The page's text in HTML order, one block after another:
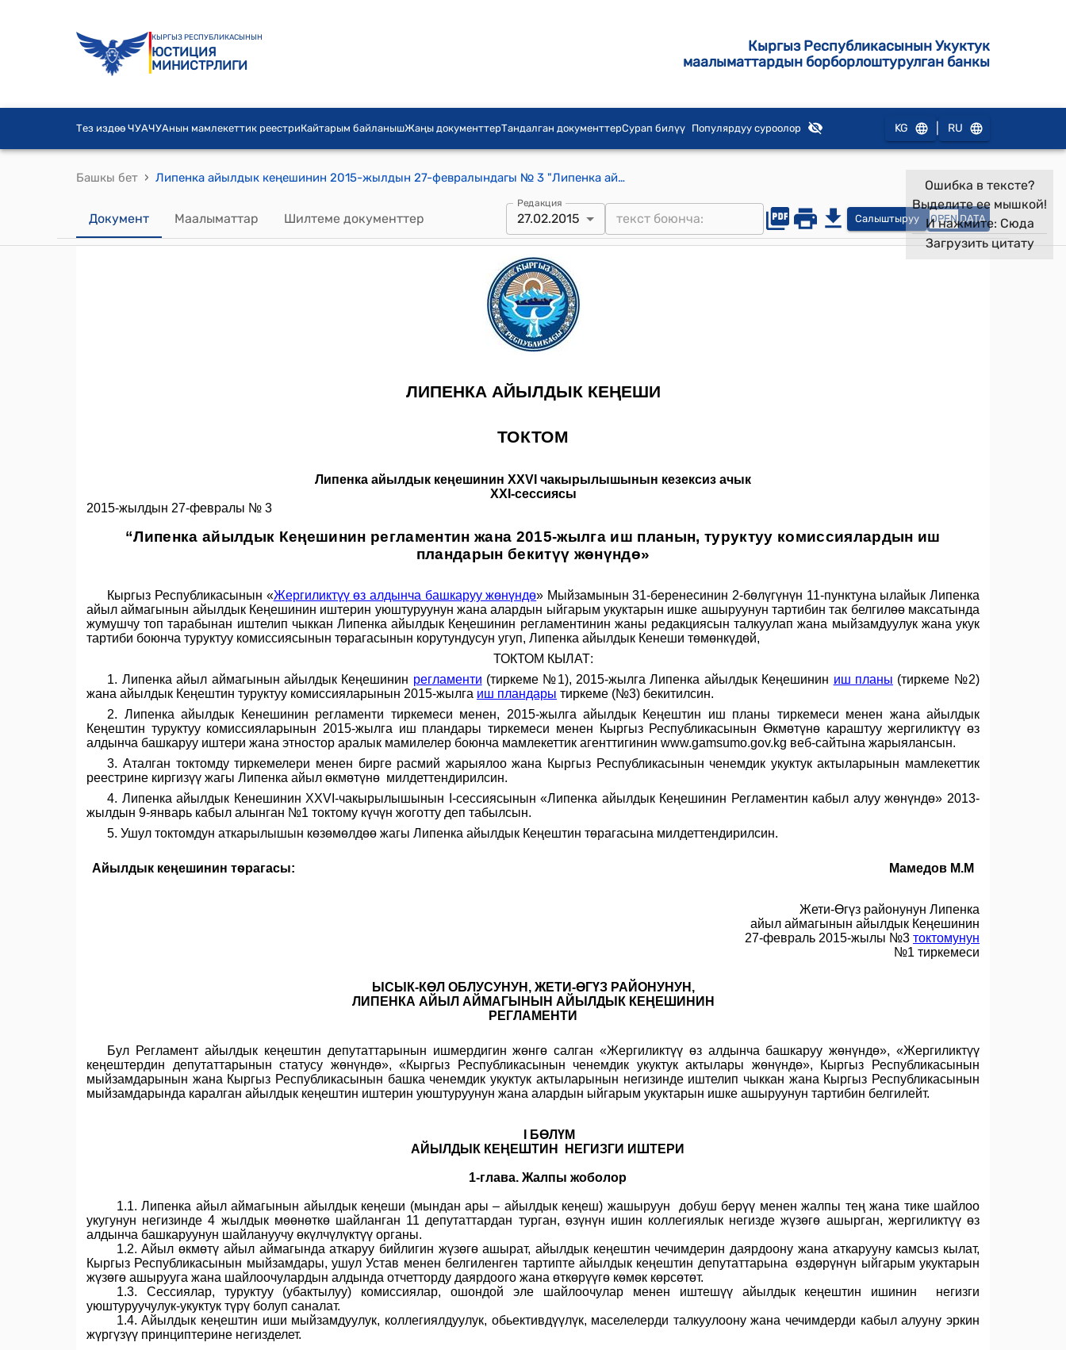
КЫРГЫЗ РЕСПУБЛИКАСЫНЫН
ЮСТИЦИЯ
МИНИСТРЛИГИ
Кыргыз Республикасынын Укуктук
маалыматтардын борборлоштурулган банкы
Тез издөө ЧУАЧУАнын мамлекеттик реестриКайтарым байланышЖаңы документтерТандалган документтерСурап билүү Популярдуу суроолор KG RU
Башкы бет › Липенка айылдык кеңешинин 2015-жылдын 27-февралындагы № 3 "Липенка айылдык кеңешинин регламентин жана 2015-жылга иш планын, туруктуу комиссиялардын иш пландарын бекитүү жөнүндө" токтому
Документ Маалыматтар Шилтеме документтер
Редакция
27.02.2015 Салыштыруу OPEN DATA
Ошибка в тексте?
Выделите ее мышкой!
И нажмите: Сюда
Загрузить цитату